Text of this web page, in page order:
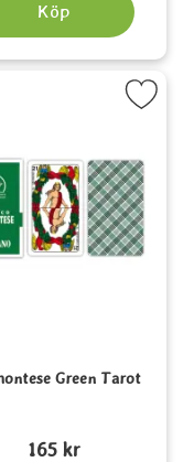
Köp
Green Tarot
165 kr
piemontese